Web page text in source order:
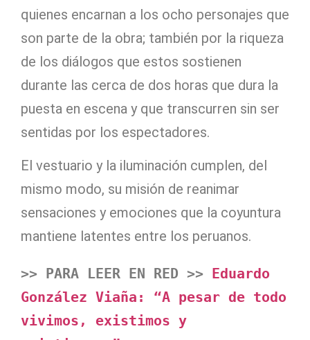
quienes encarnan a los ocho personajes que
son parte de la obra; también por la riqueza
de los diálogos que estos sostienen
durante las cerca de dos horas que dura la
puesta en escena y que transcurren sin ser
sentidas por los espectadores.
El vestuario y la iluminación cumplen, del
mismo modo, su misión de reanimar
sensaciones y emociones que la coyuntura
mantiene latentes entre los peruanos.
>> PARA LEER EN RED >> Eduardo
González Viaña: “A pesar de todo
vivimos, existimos y